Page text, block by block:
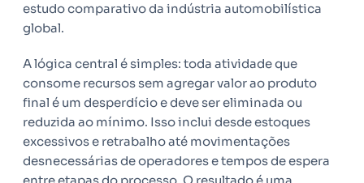
estudo comparativo da indústria automobilística
global.
A lógica central é simples: toda atividade que
consome recursos sem agregar valor ao produto
final é um desperdício e deve ser eliminada ou
reduzida ao mínimo. Isso inclui desde estoques
excessivos e retrabalho até movimentações
desnecessárias de operadores e tempos de espera